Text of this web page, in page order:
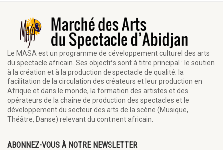
Le MASA est un programme de développement culturel des arts
du spectacle africain. Ses objectifs sont à titre principal : le soutien
à la création et à la production de spectacle de qualité, la
facilitation de la circulation des créateurs et leur production en
Afrique et dans le monde, la formation des artistes et des
opérateurs de la chaine de production des spectacles et le
développement du secteur des arts de la scène (Musique,
Théâtre, Danse) relevant du continent africain.
ABONNEZ-VOUS À NOTRE NEWSLETTER